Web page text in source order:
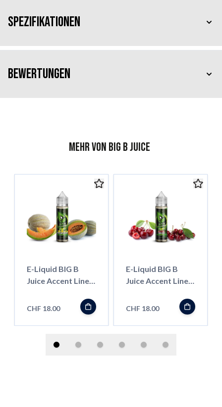
Spezifikationen
Bewertungen
Mehr von Big B Juice
E-Liquid BIG B
Juice Accent Line,
''Shortfill''
CHF 18.00
E-Liquid BIG B
Juice Accent Line,
''Shortfill''
CHF 18.00